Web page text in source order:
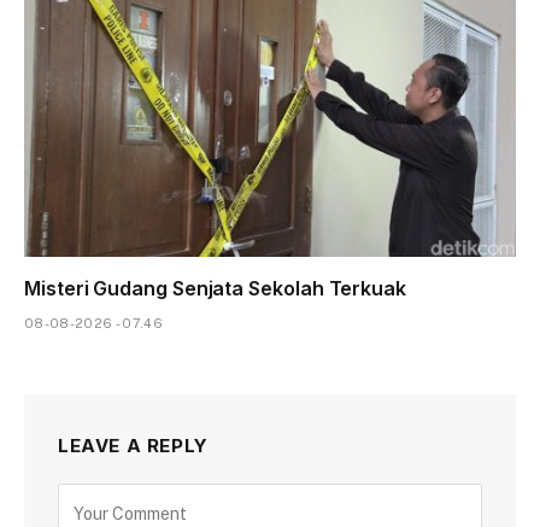
Misteri Gudang Senjata Sekolah Terkuak
08-08-2026 - 07.46
LEAVE A REPLY